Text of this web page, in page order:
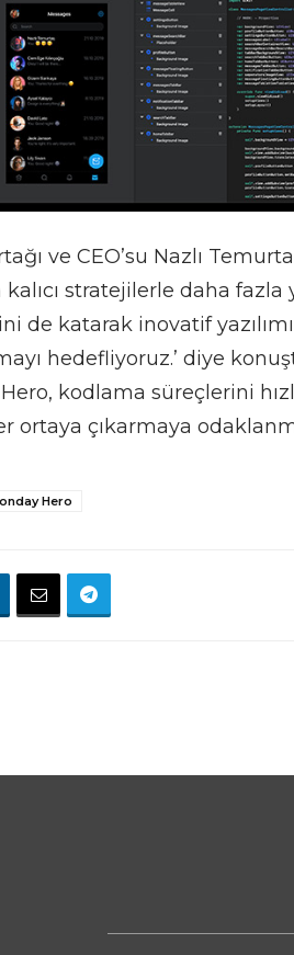
ve CEO’su Nazlı
stratejilerle daha fazla
de katarak inovatif
hedefliyoruz.’ diye
kodlama süreçlerini
çıkarmaya
Hero